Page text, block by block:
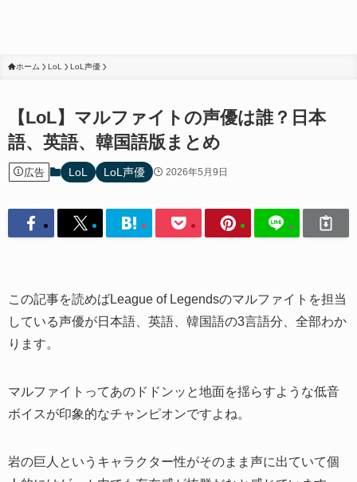
ホーム LoL LoL声優
【LoL】マルファイトの声優は誰？日本
語、英語、韓国語版まとめ
広告 LoL LoL声優 2026年5月9日
この記事を読めばLeague of Legendsのマルファイトを担当
している声優が日本語、英語、韓国語の3言語分、全部わか
ります。
マルファイトってあのドドンッと地面を揺らすような低音
ボイスが印象的なチャンピオンですよね。
岩の巨人というキャラクター性がそのまま声に出ていて個